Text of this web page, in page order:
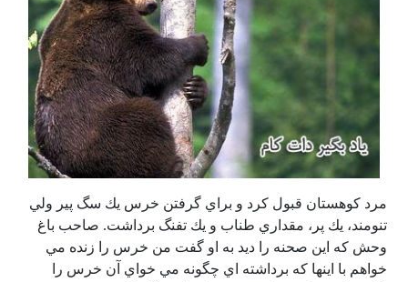
مرد كوهستان قبول كرد و براي گرفتن خرس يك سگ پير ولي
تنومند، يك پر، مقداري طناب و يك تفنگ برداشت. صاحب باغ
وحش كه اين صحنه را ديد به او گفت من خرس را زنده مي
خواهم با اينها كه برداشته اي چگونه مي خواي آن خرس را